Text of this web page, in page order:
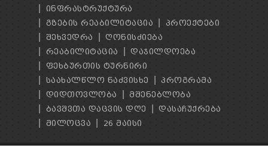
ᲘᲜᲤᲠᲐᲡᲢᲠᲣᲥᲢᲣᲠᲐ
ᲒᲖᲔᲑᲘᲡ ᲠᲔᲐᲑᲘᲚᲘᲢᲐᲪᲘᲐ
ᲞᲠᲝᲔᲥᲢᲔᲑᲘ
ᲨᲔᲮᲕᲔᲓᲠᲐ
ᲦᲝᲜᲘᲡᲫᲘᲔᲑᲐ
ᲠᲔᲐᲑᲘᲚᲘᲢᲐᲪᲘᲐ
ᲓᲐᲯᲘᲚᲓᲝᲔᲑᲐ
ᲤᲔᲮᲑᲣᲠᲗᲘᲡ ᲢᲣᲠᲜᲘᲠᲘ
ᲡᲐᲐᲮᲐᲚᲬᲚᲝ ᲜᲐᲫᲕᲘᲡᲮᲔ
ᲞᲠᲝᲒᲠᲐᲛᲐ
ᲓᲘᲓᲗᲝᲕᲚᲝᲑᲐ
ᲛᲨᲔᲜᲔᲑᲚᲝᲑᲐ
ᲑᲐᲕᲨᲕᲗᲐ ᲓᲐᲪᲕᲘᲡ ᲓᲦᲔ
ᲓᲐᲡᲐᲩᲣᲥᲠᲔᲑᲐ
ᲛᲘᲚᲝᲪᲕᲐ
26 ᲛᲐᲘᲡᲘ